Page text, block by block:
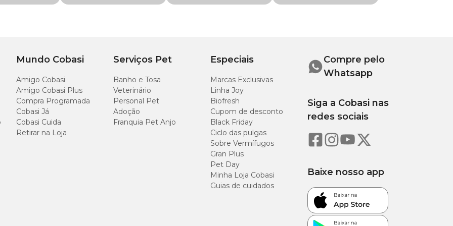
Mundo Cobasi
Amigo Cobasi
Amigo Cobasi Plus
Compra Programada
Cobasi Já
Cobasi Cuida
Retirar na Loja
Serviços Pet
Banho e Tosa
Veterinário
Personal Pet
Adoção
Franquia Pet Anjo
Especiais
Marcas Exclusivas
Linha Joy
Biofresh
Cupom de desconto
Black Friday
Ciclo das pulgas
Sobre Vermífugos
Gran Plus
Pet Day
Minha Loja Cobasi
Guias de cuidados
Compre pelo
Whatsapp
Siga a Cobasi nas
redes sociais
Baixe nosso app